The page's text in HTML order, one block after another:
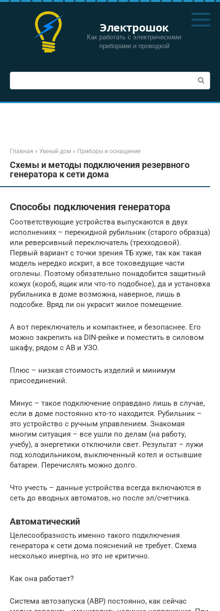
Перейти
Электрошок
Как работать с электрическими
приборами и проводкой
Поиск:
Главная » Умный дом » Приборы и оснащение
Схемы и методы подключения резервного
генератора к сети дома
Способы подключения генератора
Соответствующие устройства выпускаются в двух
исполнениях – перекидной рубильник (старого образца)
или реверсивный переключатель (трехходовой).
Первый вариант с точки зрения ТБ хуже, так как такая
модель нередко искрит, а все токоведущие части
оголены. Поэтому обязательно понадобится защитный
кожух (короб, ящик или что-то подобное), да и установка
рубильника в доме возможна, наверное, лишь в
подсобке. Вряд ли он украсит жилое помещение.
А вот переключатель и компактнее, и безопаснее. Его
можно закрепить на DIN-рейке и поместить в силовом
шкафу, рядом с АВ и УЗО.
Плюс – низкая стоимость изделий и минимум
присоединений.
Минус – такое подключение оправдано лишь в случае,
если в доме постоянно кто-то находится. Рубильник –
это устройство с ручным управлением. Знакомая
многим ситуация – все ушли по делам (на работу,
учебу), а энергетики отключили свет. Результат – лужи
под холодильником, выключенный котел и остывшие
батареи. Перечислять можно долго.
Что учесть – данные устройства всегда включаются в
сеть до вводных автоматов, но после эл/счетчика.
Автоматический
Целесообразность именно такого подключения
генератора к сети дома пояснений не требует. Схема
несколько инертна, но это не критично.
Как она работает?
Система автозапуска (АВР) постоянно, как сейчас